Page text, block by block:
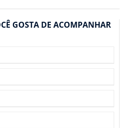
GOSTA DE ACOMPANHAR